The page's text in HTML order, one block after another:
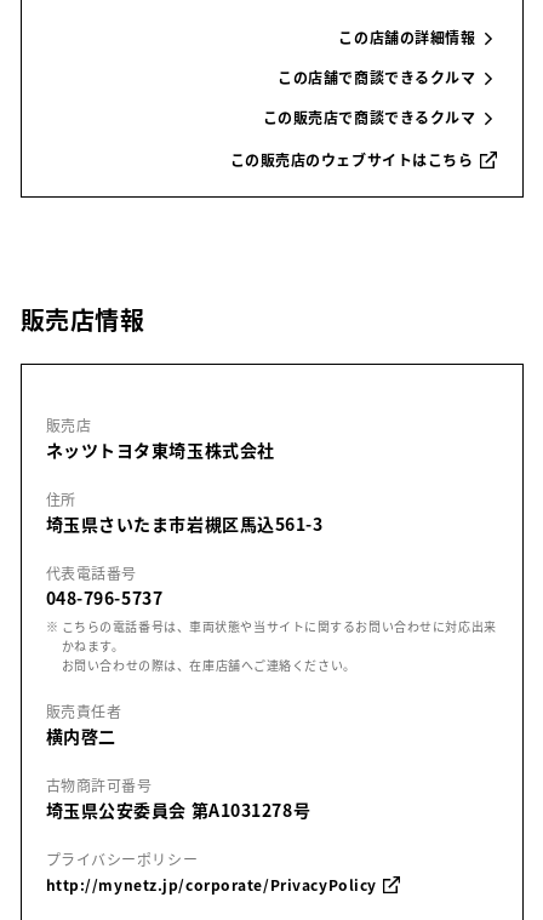
この店舗の詳細情報
この店舗で商談できるクルマ
この販売店で商談できるクルマ
この販売店のウェブサイトはこちら
販売店情報
販売店
ネッツトヨタ東埼玉株式会社
住所
埼玉県さいたま市岩槻区馬込561-3
代表電話番号
048-796-5737
※ こちらの電話番号は、車両状態や当サイトに関するお問い合わせに対応出来
かねます。
お問い合わせの際は、在庫店舗へご連絡ください。
販売責任者
横内啓二
古物商許可番号
埼玉県公安委員会 第A1031278号
プライバシーポリシー
http://mynetz.jp/corporate/PrivacyPolicy